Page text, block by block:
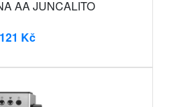
AA JUNCALITO
121 Kč